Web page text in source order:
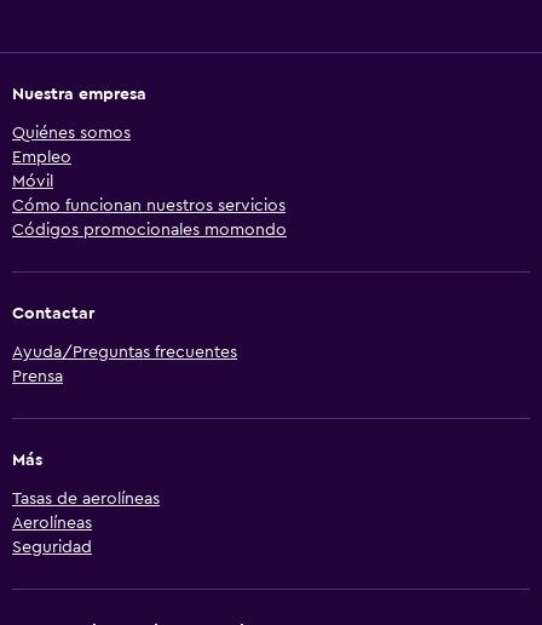
Nuestra empresa
Quiénes somos
Empleo
Móvil
Cómo funcionan nuestros servicios
Códigos promocionales momondo
Contactar
Ayuda/Preguntas frecuentes
Prensa
Más
Tasas de aerolíneas
Aerolíneas
Seguridad